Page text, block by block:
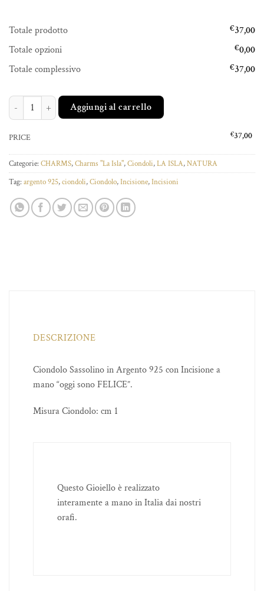
Totale prodotto €37,00
Totale opzioni
€0,00
Totale complessivo
€37,00
SASSOLINO OGGI SONO FELICE quantità
Aggiungi al carrello
PRICE €37,00
Categorie: CHARMS,Charms "La Isla",Ciondoli,LA ISLA,NATURA
Tag: argento 925,ciondoli,Ciondolo,Incisione,Incisioni
DESCRIZIONE
Ciondolo Sassolino in Argento 925 con Incisione a
mano “oggi sono FELICE”.
Misura Ciondolo: cm 1
Questo Gioiello è realizzato
interamente a mano in Italia dai nostri
orafi.